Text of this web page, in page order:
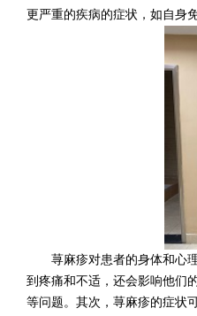
更严重的疾病的症状，如自身
荨麻疹对患者的身体和心理
到疼痛和不适，还会影响他们
等问题。其次，荨麻疹的症状